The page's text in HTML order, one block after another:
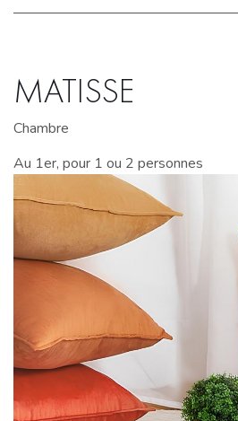
MATISSE
Chambre
Au 1er, pour 1 ou 2 personnes